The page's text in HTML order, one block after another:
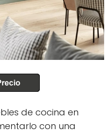
de cocina en
con una